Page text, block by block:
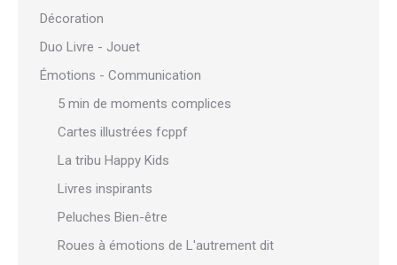
Décoration
Duo Livre - Jouet
Émotions - Communication
5 min de moments complices
Cartes illustrées fcppf
La tribu Happy Kids
Livres inspirants
Peluches Bien-être
Roues à émotions de L'autrement dit